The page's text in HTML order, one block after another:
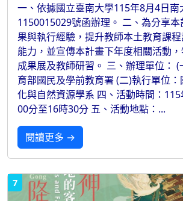
一、依據國立臺南大學115年8月4日南
1150015029號函辦理。 二、為分享
果與執行經驗，提升教師本土教育課
能力，並宣傳本計畫下年度相關活動
成果展及教師研習。 三、辦理單位：
育部國民及學前教育署 (二)執行單位
化與自然資源學系 四、活動時間：
00分至16時30分 五、活動地點：...
閱讀更多 →
7